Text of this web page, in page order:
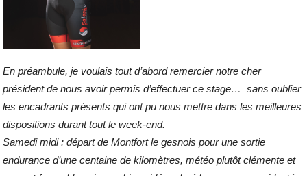
En préambule, je voulais tout d’abord remercier notre cher
président de nous avoir permis d’effectuer ce stage… sans oublier
les encadrants présents qui ont pu nous mettre dans les meilleures
dispositions durant tout le week-end.
Samedi midi : départ de Montfort le gesnois pour une sortie
endurance d’une centaine de kilomètres, météo plutôt clémente et